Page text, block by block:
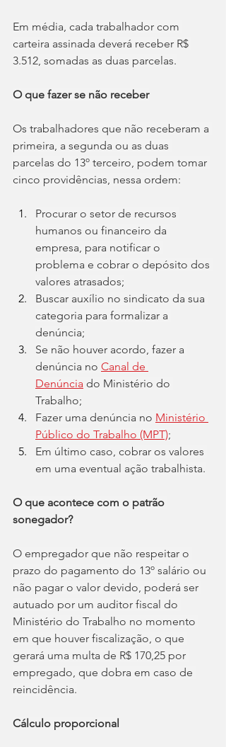
Em média, cada trabalhador com
carteira assinada deverá receber R$
3.512, somadas as duas parcelas.
O que fazer se não receber
Os trabalhadores que não receberam a
primeira, a segunda ou as duas
parcelas do 13º terceiro, podem tomar
cinco providências, nessa ordem:
Procurar o setor de recursos
humanos ou financeiro da
empresa, para notificar o
problema e cobrar o depósito dos
valores atrasados;
Buscar auxílio no sindicato da sua
categoria para formalizar a
denúncia;
Se não houver acordo, fazer a
denúncia no Canal de
Denúncia do Ministério do
Trabalho;
Fazer uma denúncia no Ministério
Público do Trabalho (MPT);
Em último caso, cobrar os valores
em uma eventual ação trabalhista.
O que acontece com o patrão
sonegador?
O empregador que não respeitar o
prazo do pagamento do 13º salário ou
não pagar o valor devido, poderá ser
autuado por um auditor fiscal do
Ministério do Trabalho no momento
em que houver fiscalização, o que
gerará uma multa de R$ 170,25 por
empregado, que dobra em caso de
reincidência.
Cálculo proporcional